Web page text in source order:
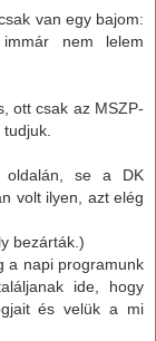
van egy bajom:
nem lelem
ott csak az MSZP-
se a DK
volt ilyen, azt elég
bezárták.)
a napi programunk
ide, hogy
és velük a mi